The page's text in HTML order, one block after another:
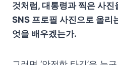
것처럼, 대통령과 찍은 사진
SNS 프로필 사진으로 올리
엇을 배우겠는가.